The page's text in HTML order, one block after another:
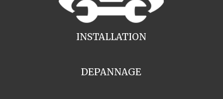
INSTALLATION
DEPANNAGE